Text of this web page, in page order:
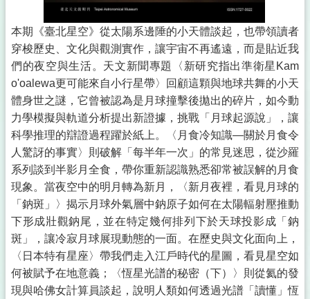
本期《臺北星空》從太陽系邊陲的小天體談起，也帶領讀者
穿梭歷史、文化與觀測實作，讓宇宙不再遙遠，而是貼近我
們的夜空與生活。天文新聞專題〈新研究指出準衛星Kam
o'oalewa更可能來自小行星帶〉回顧這顆與地球共舞的小天
體身世之謎，它曾被認為是月球撞擊後拋出的碎片，如今動
力學模擬與軌道分析提出新證據，挑戰「月球起源說」，讓
科學推理的辯證過程躍於紙上。〈月食冷知識—關於月食令
人驚訝的事實〉則破解「每半年一次」的常見迷思，從沙羅
系列談到半影月全食，帶你重新認識熟悉卻常被誤解的月食
現象。當夜空中的明月轉為新月，〈新月夜裡，看見月球的
「鈉斑」〉揭示月球外氣層中鈉原子如何在太陽輻射壓推動
下形成壯觀鈉尾，並在特定幾何排列下於天球投影成「鈉
斑」，讓冷寂月球展現動態的一面。在歷史與文化面向上，
〈日本特有星座〉帶我們走入江戶時代的星圖，看見星空如
何被賦予在地意義；〈恆星光譜的秘密（下）〉則從氦的發
現與哈佛女計算員談起，說明人類如何透過光譜「讀懂」恆